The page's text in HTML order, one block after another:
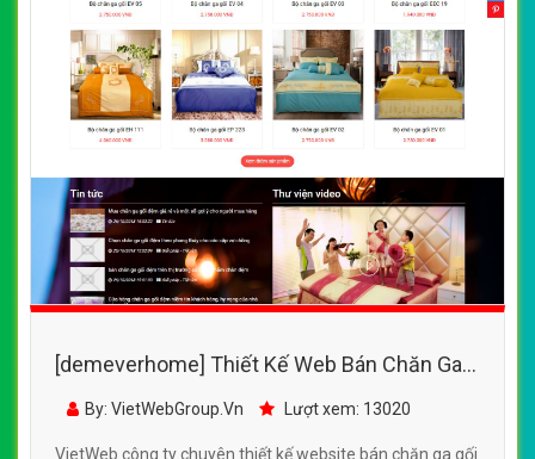
[demeverhome] Thiết Kế Web Bán Chăn Ga
Gối Đệm EverHome đẹp SEO nhanh hiệu quả
By: VietWebGroup.Vn Lượt xem: 13020
VietWeb công ty chuyên thiết kế website bán chăn ga gối